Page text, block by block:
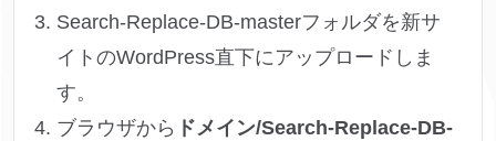
Search-Replace-DB-masterフォルダを新サ
イトのWordPress直下にアップロードしま
す。
ブラウザから ドメイン/Search-Replace-DB-